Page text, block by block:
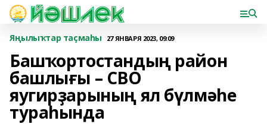
Яңылыҡтар таҫмаһы 27 ЯНВАРЯ 2023, 09:09
Башҡортостандың район
башлығы – СВО
яугирҙарының ял бүлмәһе
тураһында